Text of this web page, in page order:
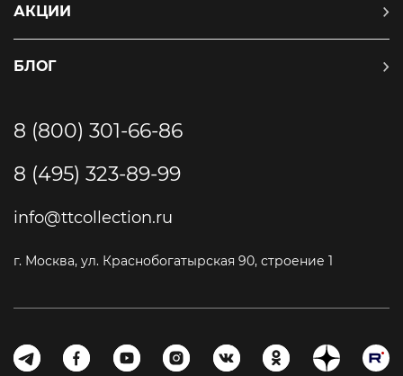
АКЦИИ
БЛОГ
8 (800) 301-66-86
8 (495) 323-89-99
info@ttcollection.ru
г. Москва, ул. Краснобогатырская 90, строение 1